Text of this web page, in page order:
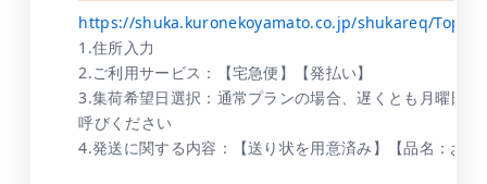
https://shuka.kuronekoyamato.co.jp/shukareq/
1.住所入力
2.ご利用サービス：【宅急便】【発払い】
3.集荷希望日選択：通常プランの場合、遅くとも月曜日
呼びください
4.発送に関する内容：【送り状を用意済み】【品名：おも